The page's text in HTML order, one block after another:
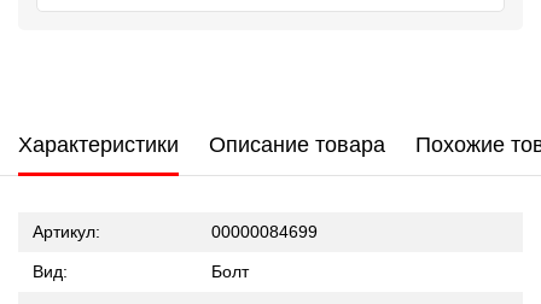
Характеристики Описание товара Похожие
Артикул: 00000084699
Вид: Болт